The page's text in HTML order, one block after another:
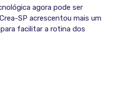
agora pode ser
SP acrescentou mais um
facilitar a rotina dos